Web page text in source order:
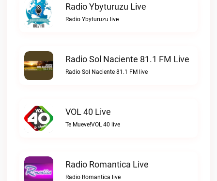
Radio Ybyturuzu Live
Radio Ybyturuzu live
Radio Sol Naciente 81.1 FM Live
Radio Sol Naciente 81.1 FM live
VOL 40 Live
Te Mueve!VOL 40 live
Radio Romantica Live
Radio Romantica live